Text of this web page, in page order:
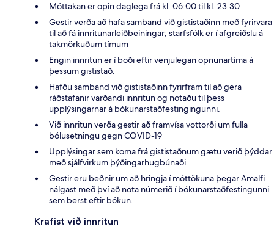
Móttakan er opin daglega frá kl. 06:00 til kl. 23:30
Gestir verða að hafa samband við gististaðinn með fyrirvara
til að fá innritunarleiðbeiningar; starfsfólk er í afgreiðslu á
takmörkuðum tímum
Engin innritun er í boði eftir venjulegan opnunartíma á
þessum gististað.
Hafðu samband við gististaðinn fyrirfram til að gera
ráðstafanir varðandi innritun og notaðu til þess
upplýsingarnar á bókunarstaðfestingingunni.
Við innritun verða gestir að framvísa vottorði um fulla
bólusetningu gegn COVID-19
Upplýsingar sem koma frá gististaðnum gætu verið þýddar
með sjálfvirkum þýðingarhugbúnaði
Gestir eru beðnir um að hringja í móttökuna þegar Amalfi
nálgast með því að nota númerið í bókunarstaðfestingunni
sem berst eftir bókun.
Krafist við innritun